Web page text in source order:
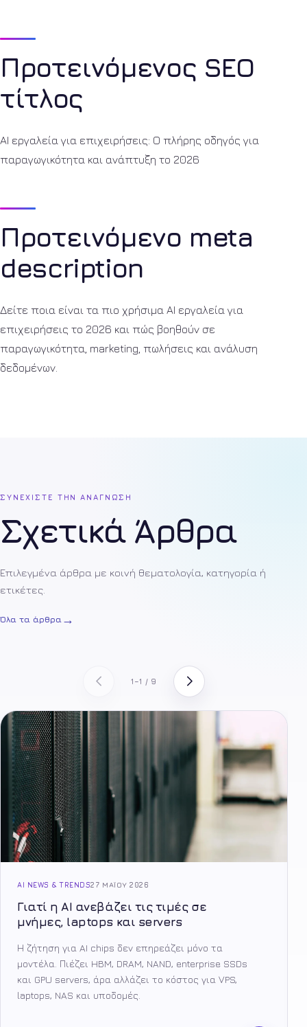
Προτεινόμενος SEO
τίτλος
AI εργαλεία για επιχειρήσεις: Ο πλήρης οδηγός για
παραγωγικότητα και ανάπτυξη το 2026
Προτεινόμενο meta
description
Δείτε ποια είναι τα πιο χρήσιμα AI εργαλεία για
επιχειρήσεις το 2026 και πώς βοηθούν σε
παραγωγικότητα, marketing, πωλήσεις και ανάλυση
δεδομένων.
ΣΥΝΕΧΙΣΤΕ ΤΗΝ ΑΝΑΓΝΩΣΗ
Σχετικά Άρθρα
Επιλεγμένα άρθρα με κοινή θεματολογία, κατηγορία ή
ετικέτες.
Όλα τα άρθρα →
1–1 / 9
AI NEWS & TRENDS27 ΜΑΪ́ΟΥ 2026
Γιατί η AI ανεβάζει τις τιμές σε
μνήμες, laptops και servers
Η ζήτηση για AI chips δεν επηρεάζει μόνο τα
μοντέλα. Πιέζει HBM, DRAM, NAND, enterprise SSDs
και GPU servers, άρα αλλάζει το κόστος για VPS,
laptops, NAS και υποδομές.